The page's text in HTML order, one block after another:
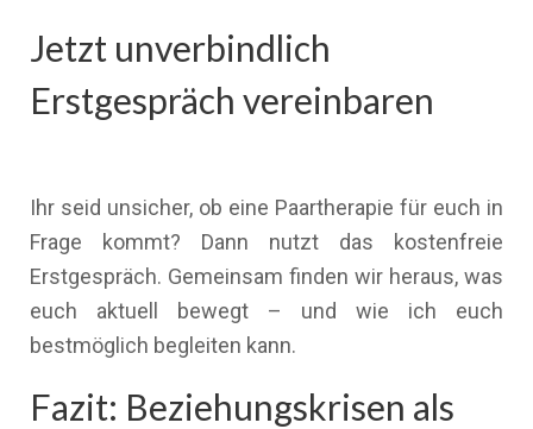
Jetzt unverbindlich
Erstgespräch vereinbaren
Ihr seid unsicher, ob eine Paartherapie für euch in
Frage kommt? Dann nutzt das kostenfreie
Erstgespräch. Gemeinsam finden wir heraus, was
euch aktuell bewegt – und wie ich euch
bestmöglich begleiten kann.
Fazit: Beziehungskrisen als